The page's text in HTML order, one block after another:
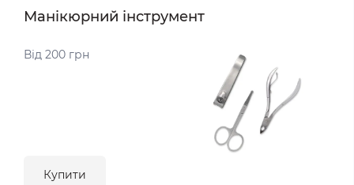
Манікюрний інструмент
Від 200 грн
Купити